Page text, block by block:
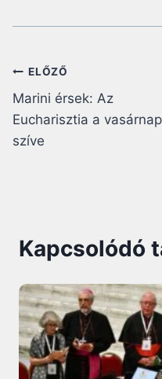
Bejegyzés
navigáció
ELŐZŐ
Marini érsek: Az
Eucharisztia a vasárnap
szíve
Kapcsolódó